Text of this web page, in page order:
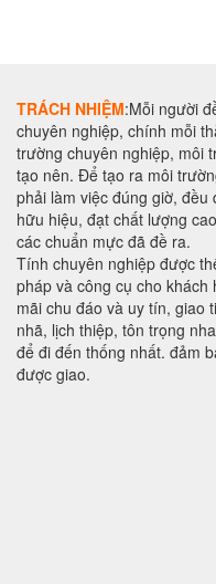
TRÁCH NHIỆM:Mỗi người
chuyên nghiệp, chính mỗi
trường chuyên nghiệp, môi
tạo nên. Để tạo ra môi
phải làm việc đúng giờ,
hữu hiệu, đạt chất lượng
các chuẩn mực đã đề ra.
Tính chuyên nghiệp được
pháp và công cụ cho
mãi chu đáo và uy tín, giao
nhã, lịch thiệp, tôn trọng
để đi đến thống nhất. đảm
được giao.